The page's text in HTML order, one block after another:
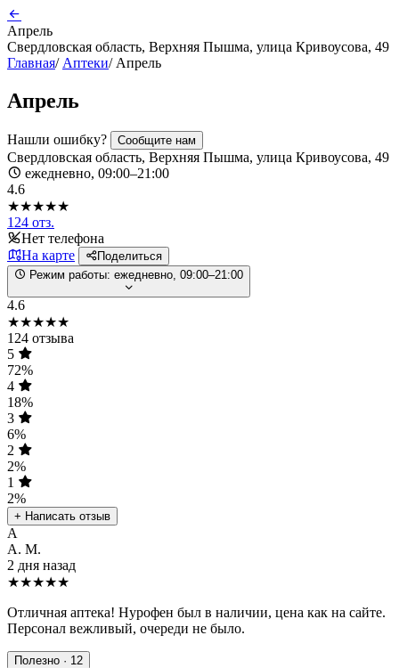
Апрель
Свердловская область, Верхняя Пышма, улица Кривоусова, 49
Главная/ Аптеки/ Апрель
Апрель
Нашли ошибку? Сообщите нам
Свердловская область, Верхняя Пышма, улица Кривоусова, 49
ежедневно, 09:00–21:00
4.6
★★★★★
124 отз.
Нет телефона
На карте
Поделиться
Режим работы: ежедневно, 09:00–21:00
4.6
★★★★★
124 отзыва
5
72%
4
18%
3
6%
2
2%
1
2%
+ Написать отзыв
А
А. М.
2 дня назад
★★★★★
Отличная аптека! Нурофен был в наличии, цена как на сайте.
Персонал вежливый, очереди не было.
Полезно · 12